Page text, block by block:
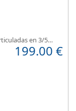
en 3/5
199.00 €